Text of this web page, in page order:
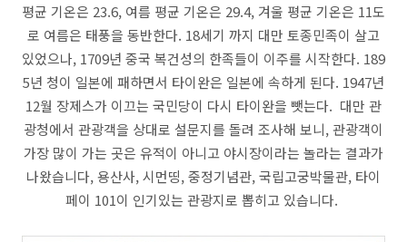
평균 기온은 23.6, 여름 평균 기온은 29.4, 겨울 평균 기온은 11도
로 여름은 태풍을 동반한다. 18세기 까지 대만 토종민족이 살고
있었으나, 1709년 중국 복건성의 한족들이 이주를 시작한다. 189
5년 청이 일본에 패하면서 타이완은 일본에 속하게 된다. 1947년
12월 장제스가 이끄는 국민당이 다시 타이완을 뺏는다. 대만 관
광청에서 관광객을 상대로 설문지를 돌려 조사해 보니, 관광객이
가장 많이 가는 곳은 유적이 아니고 야시장이라는 놀라는 결과가
나왔습니다, 용산사, 시먼띵, 중정기념관, 국립고궁박물관, 타이
페이 101이 인기있는 관광지로 뽑히고 있습니다.